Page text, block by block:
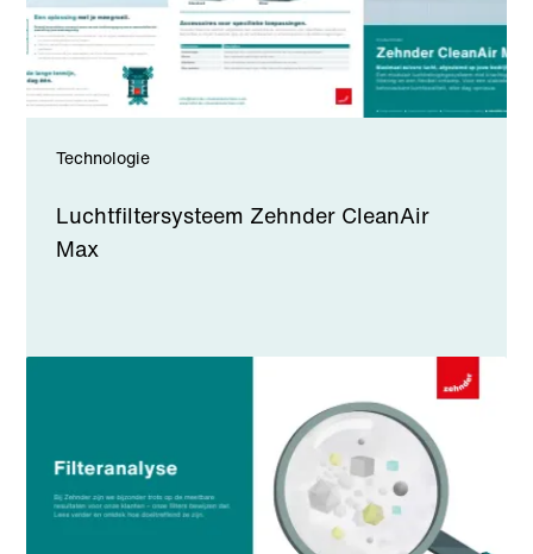
Technologie
Luchtfiltersysteem Zehnder CleanAir
Max